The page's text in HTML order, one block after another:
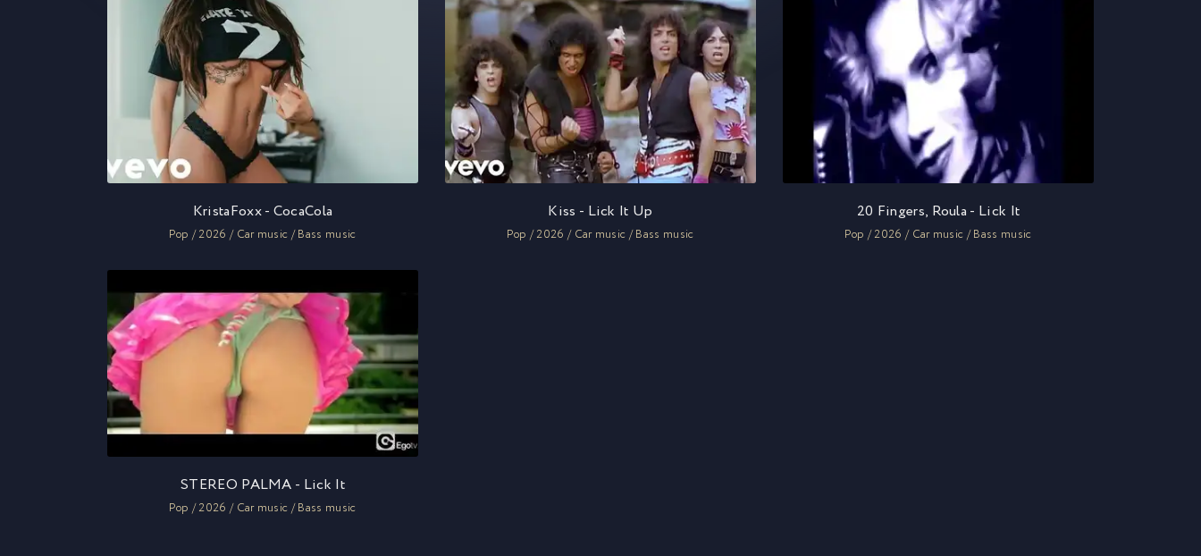
KristaFoxx - CocaCola
Pop / 2026 / Car music / Bass music
Kiss - Lick It Up
Pop / 2026 / Car music / Bass music
20 Fingers, Roula - Lick It
Pop / 2026 / Car music / Bass music
STEREO PALMA - Lick It
Pop / 2026 / Car music / Bass music